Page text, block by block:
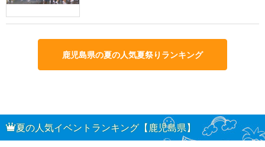
鹿児島県の夏の人気夏祭りランキング
夏の人気イベントランキング【鹿児島県】